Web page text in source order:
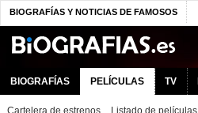
BIOGRAFÍAS Y NOTICIAS DE FAMOSOS
BIOGRAFÍAS PELÍCULAS TV
Cartelera de estrenos Listado de películas